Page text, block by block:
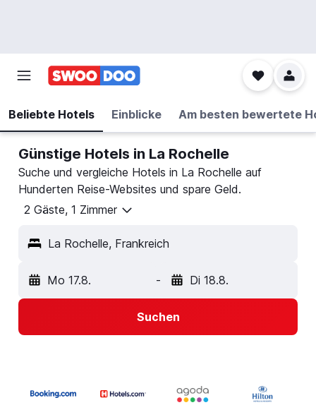
Beliebte Hotels Einblicke Am besten bewertete
Günstige Hotels in La Rochelle
Suche und vergleiche Hotels in La Rochelle auf
Hunderten Reise-Websites und spare Geld.
2 Gäste, 1 Zimmer
La Rochelle, Frankreich
Mo 17.8. - Di 18.8.
Suchen